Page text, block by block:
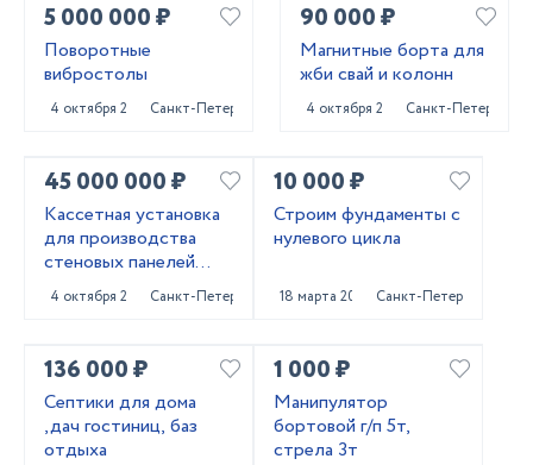
5 000 000 ₽
Поворотные
вибростолы
4 октября 2024Санкт-Петербург
90 000 ₽
Магнитные борта для
жби свай и колонн
4 октября 2024Санкт-Петербург
45 000 000 ₽
Кассетная установка
для производства
стеновых панелей
ЖБИ
4 октября 2024Санкт-Петербург
10 000 ₽
Строим фундаменты с
нулевого цикла
18 марта 2024 Санкт-Петербург
136 000 ₽
Септики для дома
,дач гостиниц, баз
отдыха
1 000 ₽
Манипулятор
бортовой г/п 5т,
стрела 3т